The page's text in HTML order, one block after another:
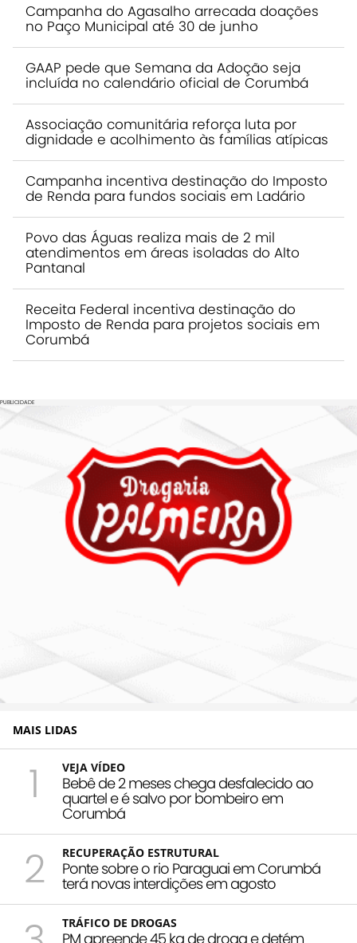
Campanha do Agasalho arrecada doações
no Paço Municipal até 30 de junho
GAAP pede que Semana da Adoção seja
incluída no calendário oficial de Corumbá
Associação comunitária reforça luta por
dignidade e acolhimento às famílias atípicas
Campanha incentiva destinação do Imposto
de Renda para fundos sociais em Ladário
Povo das Águas realiza mais de 2 mil
atendimentos em áreas isoladas do Alto
Pantanal
Receita Federal incentiva destinação do
Imposto de Renda para projetos sociais em
Corumbá
PUBLICIDADE
MAIS LIDAS
1 VEJA VÍDEO
Bebê de 2 meses chega desfalecido ao
quartel e é salvo por bombeiro em
Corumbá
2 RECUPERAÇÃO ESTRUTURAL
Ponte sobre o rio Paraguai em Corumbá
terá novas interdições em agosto
TRÁFICO DE DROGAS
PM apreende 45 kg de droga e detém